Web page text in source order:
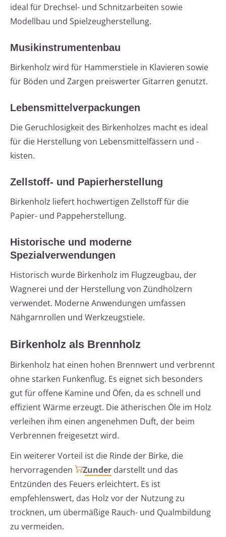
ideal für Drechsel- und Schnitzarbeiten sowie
Modellbau und Spielzeugherstellung.
Musikinstrumentenbau
Birkenholz wird für Hammerstiele in Klavieren sowie
für Böden und Zargen preiswerter Gitarren genutzt.
Lebensmittelverpackungen
Die Geruchlosigkeit des Birkenholzes macht es ideal
für die Herstellung von Lebensmittelfässern und -
kisten.
Zellstoff- und Papierherstellung
Birkenholz liefert hochwertigen Zellstoff für die
Papier- und Pappeherstellung.
Historische und moderne
Spezialverwendungen
Historisch wurde Birkenholz im Flugzeugbau, der
Wagnerei und der Herstellung von Zündhölzern
verwendet. Moderne Anwendungen umfassen
Nähgarnrollen und Werkzeugstiele.
Birkenholz als Brennholz
Birkenholz hat einen hohen Brennwert und verbrennt
ohne starken Funkenflug. Es eignet sich besonders
gut für offene Kamine und Öfen, da es schnell und
effizient Wärme erzeugt. Die ätherischen Öle im Holz
verleihen ihm einen angenehmen Duft, der beim
Verbrennen freigesetzt wird.
Ein weiterer Vorteil ist die Rinde der Birke, die
hervorragenden
Zunder darstellt und das
Entzünden des Feuers erleichtert. Es ist
empfehlenswert, das Holz vor der Nutzung zu
trocknen, um übermäßige Rauch- und Qualmbildung
zu vermeiden.